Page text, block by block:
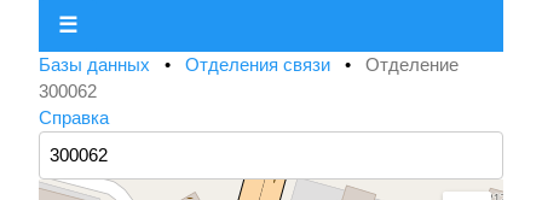
☰
Базы данных • Отделения связи • Отделение
300062
Справка